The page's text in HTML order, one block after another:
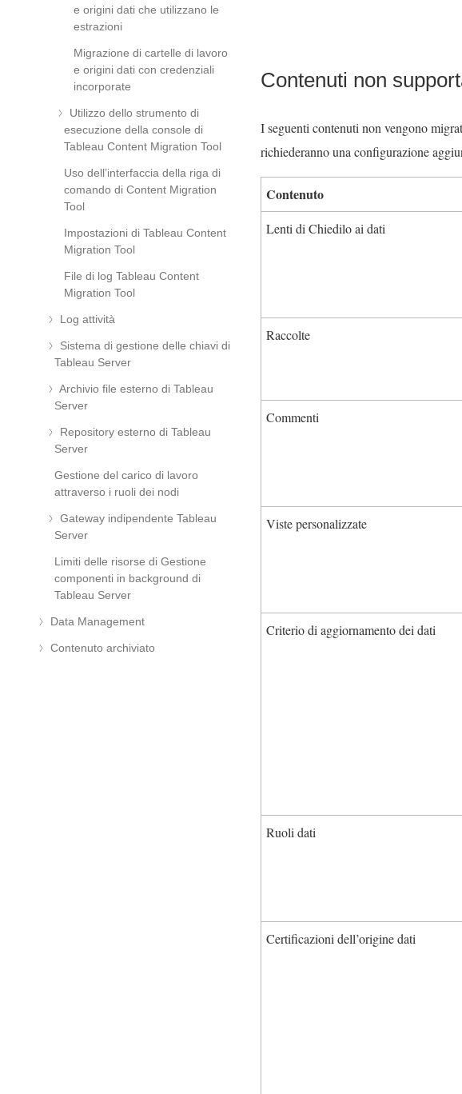
e origini dati che utilizzano le
estrazioni
Migrazione di cartelle di lavoro
e origini dati con credenziali
incorporate
Utilizzo dello strumento di
esecuzione della console di
Tableau Content Migration Tool
Uso dell’interfaccia della riga di
comando di Content Migration
Tool
Impostazioni di Tableau Content
Migration Tool
File di log Tableau Content
Migration Tool
Log attività
Sistema di gestione delle chiavi di
Tableau Server
Archivio file esterno di Tableau
Server
Repository esterno di Tableau
Server
Gestione del carico di lavoro
attraverso i ruoli dei nodi
Gateway indipendente Tableau
Server
Limiti delle risorse di Gestione
componenti in background di
Tableau Server
Data Management
Contenuto archiviato
Contenuti non
I seguenti contenuti non vengono
richiederanno una configurazione
Contenuto
Lenti di Chiedilo ai dati
Raccolte
Commenti
Viste personalizzate
Criterio di aggiornamento dei dati
Ruoli dati
Certificazioni dell’origine dati